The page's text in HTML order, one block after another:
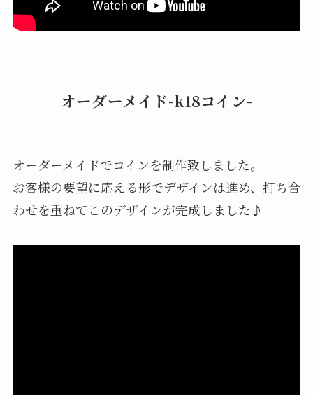
オーダーメイド-k18コイン-
オーダーメイドでコインを制作致しました。
お客様の要望に応える形でデザインは進め、打ち合
わせを重ねてこのデザインが完成しました♪